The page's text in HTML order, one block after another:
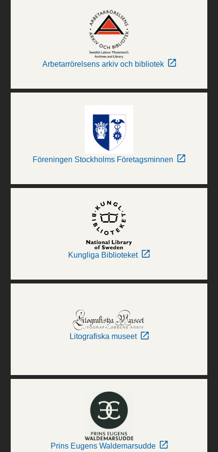
Arbetarrörelsens arkiv och bibliotek
Föreningen Stockholms Företagsminnen
Kungliga Biblioteket
Litografiska museet
Prins Eugens Waldemarsudde